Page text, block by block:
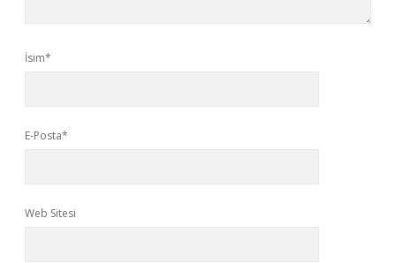
İsim*
E-Posta*
Web Sitesi